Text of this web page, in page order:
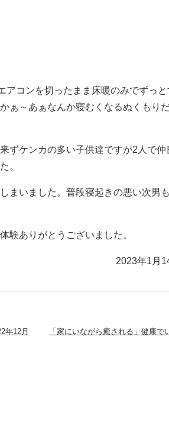
コンを切ったまま床暖のみでずっと
ぁ～あぁなんか寝むくなるぬくもり
ずケンカの多い子供達ですが2人で仲
。
まいました。普段寝起きの悪い次男
験ありがとうございました。
2023年1月
年12月 「家にいながら癒される」健康